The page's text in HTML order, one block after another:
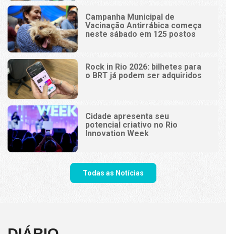
Campanha Municipal de
Vacinação Antirrábica começa
neste sábado em 125 postos
Rock in Rio 2026: bilhetes para
o BRT já podem ser adquiridos
Cidade apresenta seu
potencial criativo no Rio
Innovation Week
Todas as Notícias